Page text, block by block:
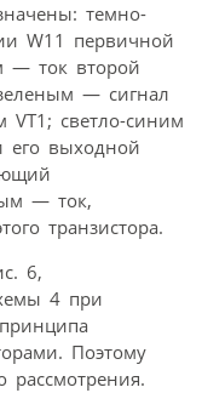
темно-
W11 первичной
— ток второй
— сигнал
VT1; светло-синим
его выходной
— ток,
транзистора.
6,
4 при
Поэтому
рассмотрения.